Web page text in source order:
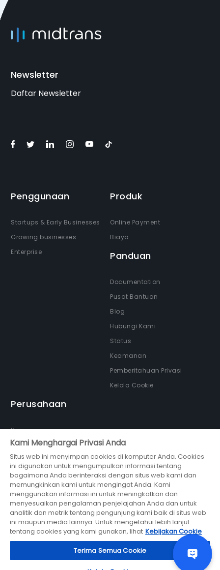
Newsletter
Daftar Newsletter
Penggunaan
Startups & Early Businesses
Growing businesses
Enterprise
Produk
Online Payment
Biaya
Panduan
Documentation
Pusat Bantuan
Blog
Hubungi Kami
Status
Keamanan
Pemberitahuan Privasi
Kelola Cookie
Perusahaan
Karir
Tentang kami
Newsroom
Partner
bagian dari
© 2026 Midtrans (PT Midtrans)
Kami Menghargai Privasi Anda
Situs web ini menyimpan cookies di komputer Anda. Cookies
ini digunakan untuk mengumpulkan informasi tentang
bagaimana Anda berinteraksi dengan situs web kami dan
memungkinkan kami untuk mengingat Anda. Kami
menggunakan informasi ini untuk meningkatkan dan
menyesuaikan pengalaman penjelajahan Anda dan untuk
analitik dan metrik tentang pengunjung kami baik di situs web
ini maupun media lainnya. Untuk mengetahui lebih lanjut
tentang cookies yang kami gunakan, lihat Kebijakan Cookie
Terima Semua Cookie